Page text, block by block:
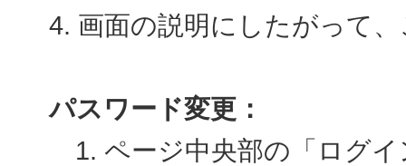
4. 画面の説明にしたがって
パスワード変更：
1. ページ中央部の「ログ